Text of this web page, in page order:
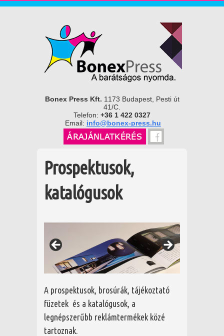
Bonex Press Kft. 1173 Budapest, Pesti út
41/C.
Telefon: +36 1 422 0327
Email: info@bonex-press.hu
Prospektusok,
katalógusok
A prospektusok, brosúrák, tájékoztató
füzetek és a katalógusok, a
legnépszerűbb reklámtermékek közé
tartoznak.